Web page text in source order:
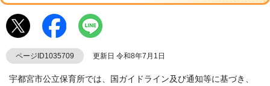
ページID1035709 更新日 令和8年7月1日
宇都宮市公立保育所では、国ガイドライン及び通知等に基づき、